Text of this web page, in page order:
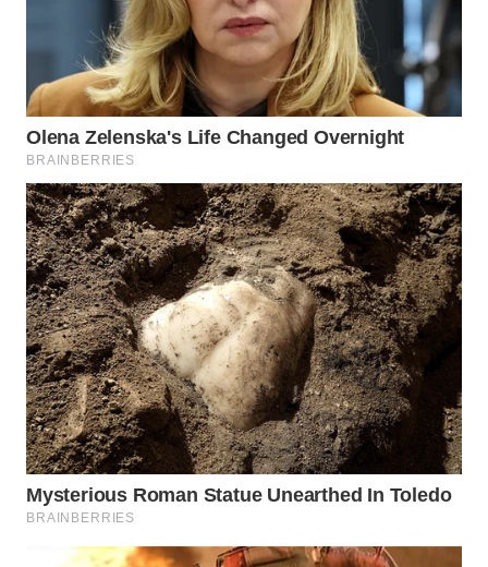
KUNINGAN
WN
MAJALENGKA
WN
SUBANG
WN
SUKABUMI
WN
PURWAKARTA
WN
PRIANGAN
TIMUR
WN
SEMARANG